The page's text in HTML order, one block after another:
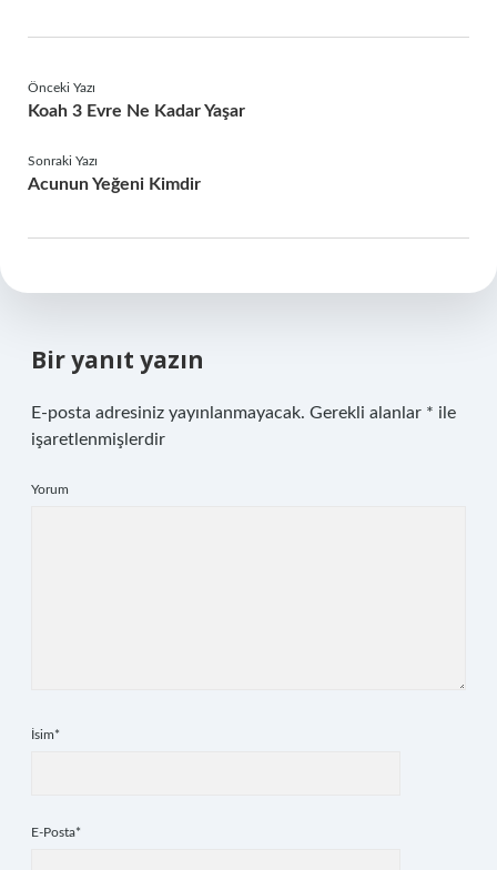
Önceki Yazı
Koah 3 Evre Ne Kadar Yaşar
Sonraki Yazı
Acunun Yeğeni Kimdir
Bir yanıt yazın
E-posta adresiniz yayınlanmayacak. Gerekli alanlar * ile
işaretlenmişlerdir
Yorum
İsim*
E-Posta*